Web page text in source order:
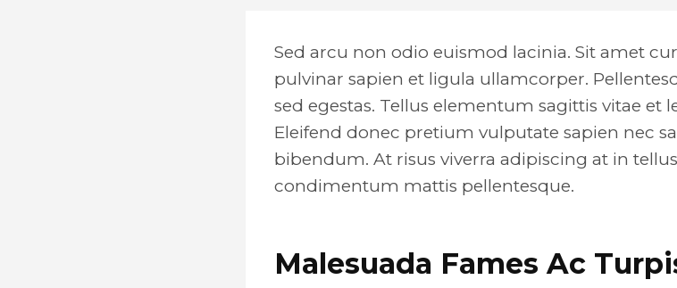
Sed arcu non odio euismod lacinia. Sit amet
pulvinar sapien et ligula ullamcorper.
sed egestas. Tellus elementum sagittis vitae et
Eleifend donec pretium vulputate sapien nec
bibendum. At risus viverra adipiscing at in
condimentum mattis pellentesque.
Malesuada Fames Ac